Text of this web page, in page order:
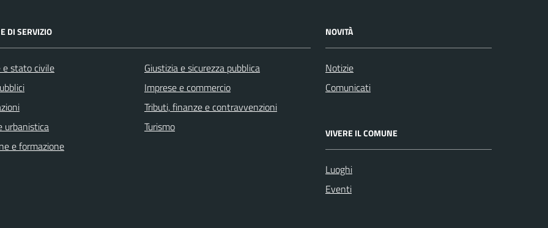
DI SERVIZIO
e stato civile
urbanistica
e formazione
Giustizia e sicurezza pubblica
Imprese e commercio
Tributi, finanze e contravvenzioni
Turismo
NOVITÀ
Notizie
Comunicati
VIVERE IL COMUNE
Luoghi
Eventi